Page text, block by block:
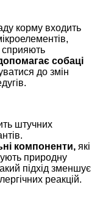
корму входить
сприяють
собаці
до змін
штучних
компоненти, які
природну
підхід зменшує
реакцій.